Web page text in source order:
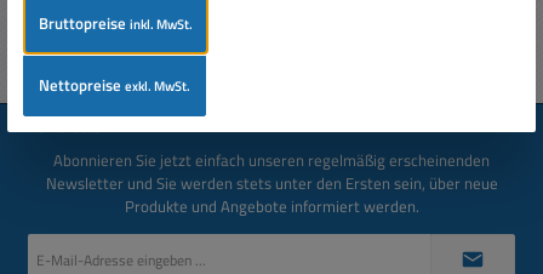
Newsletter
Abonnieren Sie jetzt einfach unseren regelmäßig erscheinenden
Newsletter und Sie werden stets unter den Ersten sein, über neue
Produkte und Angebote informiert werden.
Mail-
Bruttopreiseinkl. MwSt.
Nettopreiseexkl. MwSt.